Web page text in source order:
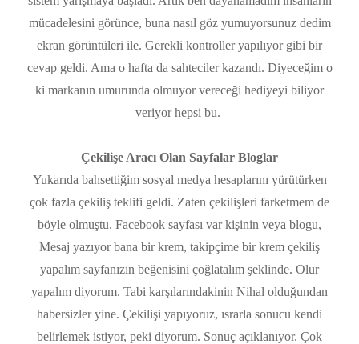
mücadelesini görünce, buna nasıl göz yumuyorsunuz dedim
ekran görüntüleri ile. Gerekli kontroller yapılıyor gibi bir
cevap geldi. Ama o hafta da sahteciler kazandı. Diyeceğim o
ki markanın umurunda olmuyor vereceği hediyeyi biliyor
veriyor hepsi bu.
Çekilişe Aracı Olan Sayfalar Bloglar
Yukarıda bahsettiğim sosyal medya hesaplarını yürütürken
çok fazla çekiliş teklifi geldi. Zaten çekilişleri farketmem de
böyle olmuştu. Facebook sayfası var kişinin veya blogu,
Mesaj yazıyor bana bir krem, takipçime bir krem çekiliş
yapalım sayfanızın beğenisini çoğlatalım şeklinde. Olur
yapalım diyorum. Tabi karşılarındakinin Nihal olduğundan
habersizler yine. Çekilişi yapıyoruz, ısrarla sonucu kendi
belirlemek istiyor, peki diyorum. Sonuç açıklanıyor. Çok